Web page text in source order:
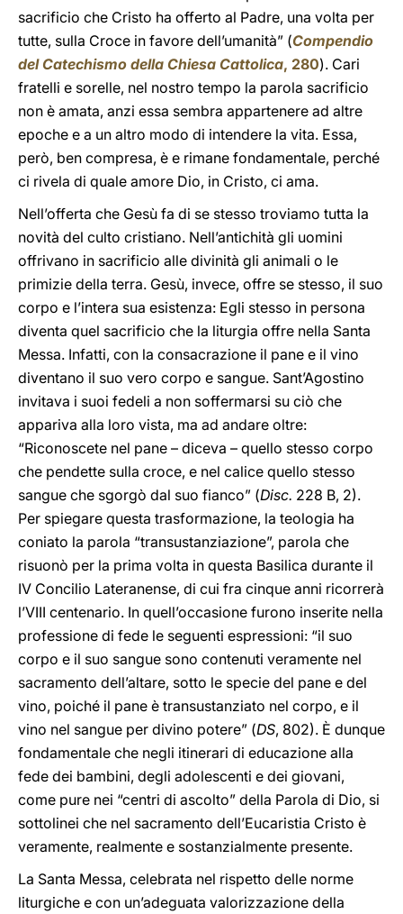
sacrificio che Cristo ha offerto al Padre, una volta per
tutte, sulla Croce in favore dell’umanità” (Compendio
del Catechismo della Chiesa Cattolica, 280). Cari
fratelli e sorelle, nel nostro tempo la parola sacrificio
non è amata, anzi essa sembra appartenere ad altre
epoche e a un altro modo di intendere la vita. Essa,
però, ben compresa, è e rimane fondamentale, perché
ci rivela di quale amore Dio, in Cristo, ci ama.
Nell’offerta che Gesù fa di se stesso troviamo tutta la
novità del culto cristiano. Nell’antichità gli uomini
offrivano in sacrificio alle divinità gli animali o le
primizie della terra. Gesù, invece, offre se stesso, il suo
corpo e l’intera sua esistenza: Egli stesso in persona
diventa quel sacrificio che la liturgia offre nella Santa
Messa. Infatti, con la consacrazione il pane e il vino
diventano il suo vero corpo e sangue. Sant’Agostino
invitava i suoi fedeli a non soffermarsi su ciò che
appariva alla loro vista, ma ad andare oltre:
“Riconoscete nel pane – diceva – quello stesso corpo
che pendette sulla croce, e nel calice quello stesso
sangue che sgorgò dal suo fianco” (Disc. 228 B, 2).
Per spiegare questa trasformazione, la teologia ha
coniato la parola “transustanziazione”, parola che
risuonò per la prima volta in questa Basilica durante il
IV Concilio Lateranense, di cui fra cinque anni ricorrerà
l’VIII centenario. In quell’occasione furono inserite nella
professione di fede le seguenti espressioni: “il suo
corpo e il suo sangue sono contenuti veramente nel
sacramento dell’altare, sotto le specie del pane e del
vino, poiché il pane è transustanziato nel corpo, e il
vino nel sangue per divino potere” (DS, 802). È dunque
fondamentale che negli itinerari di educazione alla
fede dei bambini, degli adolescenti e dei giovani,
come pure nei “centri di ascolto” della Parola di Dio, si
sottolinei che nel sacramento dell’Eucaristia Cristo è
veramente, realmente e sostanzialmente presente.
La Santa Messa, celebrata nel rispetto delle norme
liturgiche e con un’adeguata valorizzazione della